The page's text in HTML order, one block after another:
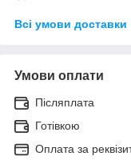
Всі умови доставки
Умови оплати
Післяплата
Готівкою
Оплата за